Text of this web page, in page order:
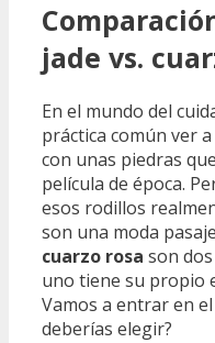
jade vs.
En el mundo del
práctica común ver
con unas piedras
película de época.
esos rodillos
son una moda
cuarzo rosa son
uno tiene su propio
Vamos a entrar en
deberías elegir?